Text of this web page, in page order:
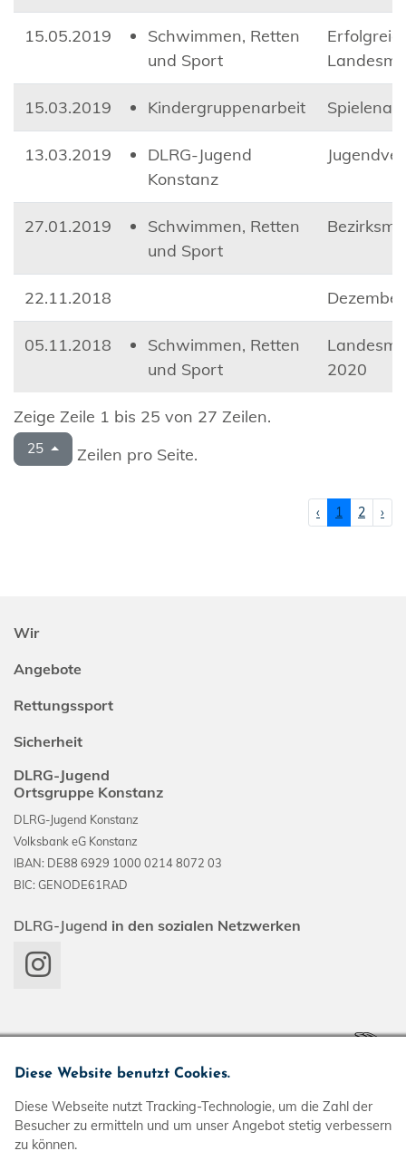
15.05.2019
Schwimmen, Retten
und Sport
15.03.2019 Kindergruppenarbeit
13.03.2019
DLRG-Jugend
Konstanz
27.01.2019
Schwimmen, Retten
und Sport
22.11.2018
05.11.2018
Schwimmen, Retten
und Sport
2020
Zeige Zeile 1 bis 25 von 27 Zeilen.
25 Zeilen pro Seite.
‹ 1 2 ›
Diese Website benutzt Cookies.
Diese Webseite nutzt Tracking-Technologie, um die Zahl der
Besucher zu ermitteln und um unser Angebot stetig verbessern
zu können.
Wir
Angebote
Rettungssport
Sicherheit
DLRG-Jugend
Ortsgruppe Konstanz
DLRG-Jugend Konstanz
Volksbank eG Konstanz
IBAN: DE88 6929 1000 0214 8072 03
BIC: GENODE61RAD
DLRG-Jugend in den sozialen Netzwerken
Impressum